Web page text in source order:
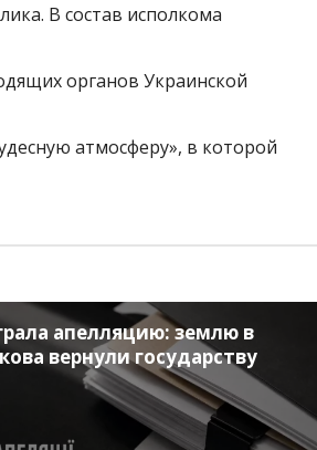
. В состав исполкома
органов Украинской
атмосферу», в которой
апелляцию: землю в
вернули государству